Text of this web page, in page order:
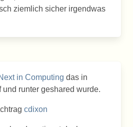
ziemlich sicher irgendwas
in Computing das in
und runter geshared wurde.
cdixon